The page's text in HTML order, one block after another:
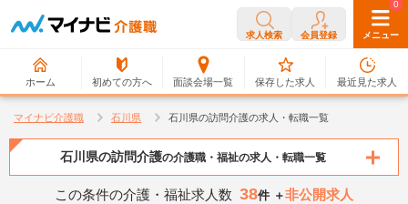
求人検索 会員登録 メニュー
ホーム 初めての方へ 面談会場一覧
0
保存した求人
0
最近見た求人
マイナビ介護職 石川県 石川県の訪問介護の求人・転職一覧
石川県の訪問介護の介護職・福祉の求人・転職一覧
この条件の介護・福祉求人数 38件 ＋非公開求人